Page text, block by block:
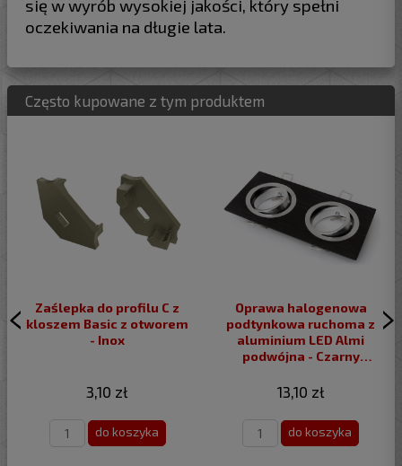
się w wyrób wysokiej jakości, który spełni
oczekiwania na długie lata.
Często kupowane z tym produktem
Zaślepka do profilu C z
kloszem Basic z otworem
- Inox
3,10 zł
do koszyka
Oprawa halogenowa
podtynkowa ruchoma z
aluminium LED Almi
podwójna - Czarny
13,10 zł
do koszyka